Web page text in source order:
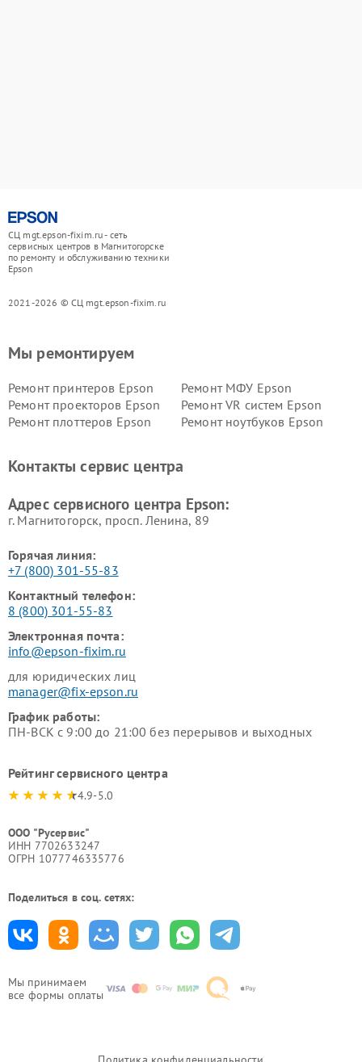
СЦ mgt.epson-fixim.ru - сеть
сервисных центров в Магнитогорске
по ремонту и обслуживанию техники
Epson
2021-2026 © СЦ mgt.epson-fixim.ru
Мы принимаем
все формы оплаты
Мы ремонтируем
Ремонт принтеров Epson
Ремонт МФУ Epson
Ремонт проекторов Epson
Ремонт VR систем Epson
Ремонт плоттеров Epson
Ремонт ноутбуков Epson
Контакты сервис центра
Адрес сервисного центра Epson:
г. Магнитогорск, просп. Ленина, 89
Горячая линия:
+7 (800) 301-55-83
Контактный телефон:
8 (800) 301-55-83
Электронная почта:
info@epson-fixim.ru
для юридических лиц
manager@fix-epson.ru
График работы:
ПН-ВСК с 9:00 до 21:00 без перерывов и выходных
Рейтинг сервисного центра
4.9-5.0
ООО "Русервис"
ИНН 7702633247
ОГРН 1077746335776
Поделиться в соц. сетях: